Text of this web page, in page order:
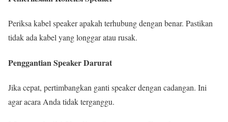
Periksa kabel speaker apakah terhubung dengan benar. Pastikan
tidak ada kabel yang longgar atau rusak.
Penggantian Speaker Darurat
Jika cepat, pertimbangkan ganti speaker dengan cadangan. Ini
agar acara Anda tidak terganggu.